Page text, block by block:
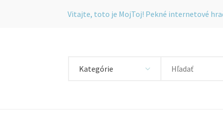
Vitajte, toto je MojToj! Pekné internetové
Kategórie